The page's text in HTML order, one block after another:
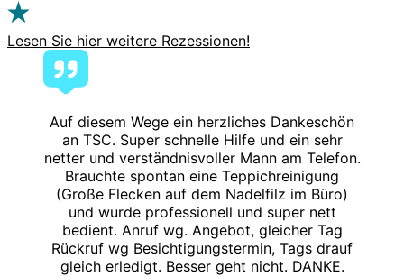
Lesen Sie hier weitere Rezessionen!
Auf diesem Wege ein herzliches Dankeschön
an TSC. Super schnelle Hilfe und ein sehr
netter und verständnisvoller Mann am Telefon.
Brauchte spontan eine Teppichreinigung
(Große Flecken auf dem Nadelfilz im Büro)
und wurde professionell und super nett
bedient. Anruf wg. Angebot, gleicher Tag
Rückruf wg Besichtigungstermin, Tags drauf
gleich erledigt. Besser geht nicht. DANKE.